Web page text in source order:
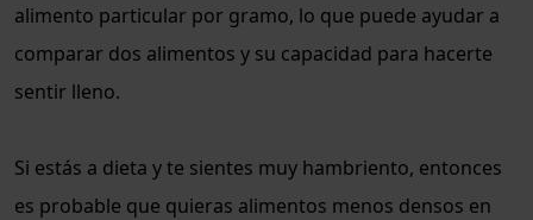
alimento particular por gramo, lo que puede ayudar a
comparar dos alimentos y su capacidad para hacerte
sentir lleno.
Si estás a dieta y te sientes muy hambriento, entonces
es probable que quieras alimentos menos densos en